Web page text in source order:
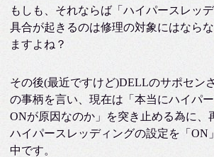
もしも、それならば「ハイパースレッ
具合が起きるのは修理の対象にはなら
ますよね？
その後(最近ですけど)DELLのサポセン
の事柄を言い、現在は「本当にハイパ
ONが原因なのか」を突き止める為に、
ハイパースレッディングの設定を「ON
中です。